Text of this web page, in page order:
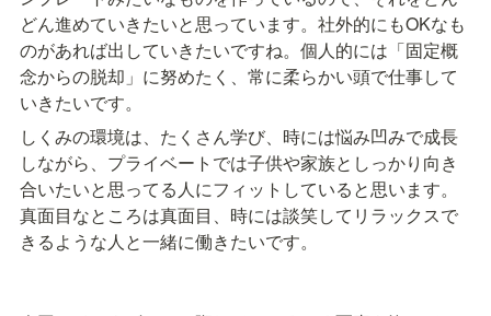
どん進めていきたいと思っています。社外的にもOKなも
のがあれば出していきたいですね。個人的には「固定概
念からの脱却」に努めたく、常に柔らかい頭で仕事して
いきたいです。
しくみの環境は、たくさん学び、時には悩み凹みで成長
しながら、プライベートでは子供や家族としっかり向き
合いたいと思ってる人にフィットしていると思います。
真面目なところは真面目、時には談笑してリラックスで
きるような人と一緒に働きたいです。